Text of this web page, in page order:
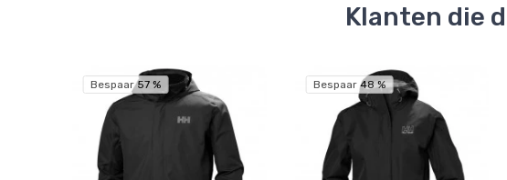
Klanten die
Bespaar 57 % Bespaar 48 %